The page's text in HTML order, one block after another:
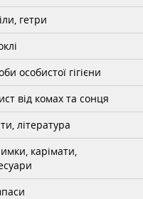
РЮКЗАКИ ФРІРАЙД, СКІТУР
ТЕРМОСИ
ПРОМАЛЬП
КОМПАСИ
ОКУЛЯРИ
РУШНИКИ
ШКАРПЕТКИ
ФРІРАЙД, СКІ-ТУР
гетри
особистої гігієни
від комах та сонця
література
карімати,